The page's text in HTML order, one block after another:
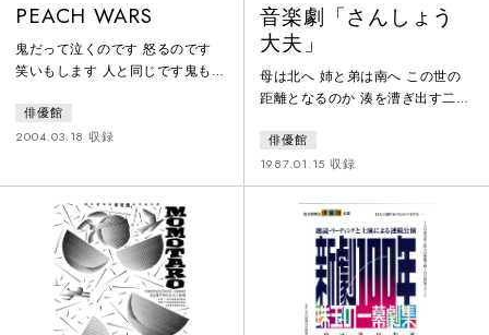
PEACH WARS
鬼だって泣くのです 怒るのです
笑いもします 人と同じです鬼も人
そうは思いませぬか！
俳優館
2004.03.18 収録
音楽劇「さんしょう
大夫」
母は北へ 姉と弟は南へ この世の
距離となるのか 湊を漕ぎ出す二艘
れた あんじゅとづし王の 哀しき
物語
俳優館
1987.01.15 収録